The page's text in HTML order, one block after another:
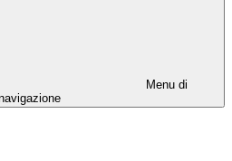
Menu di